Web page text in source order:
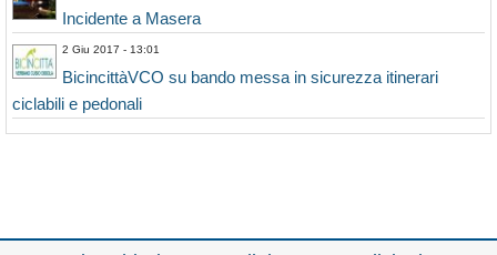
Incidente a Masera
2 Giu 2017 - 13:01
BicincittàVCO su bando messa in sicurezza itinerari
ciclabili e pedonali